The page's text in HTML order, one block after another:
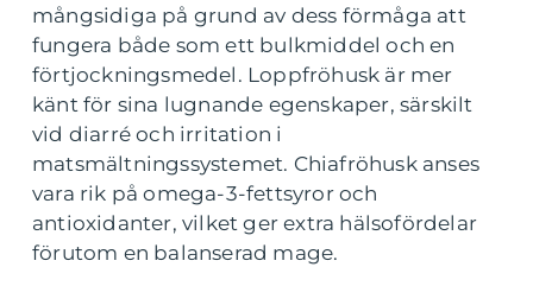
mångsidiga på grund av dess förmåga att
fungera både som ett bulkmiddel och en
förtjockningsmedel. Loppfröhusk är mer
känt för sina lugnande egenskaper, särskilt
vid diarré och irritation i
matsmältningssystemet. Chiafröhusk anses
vara rik på omega-3-fettsyror och
antioxidanter, vilket ger extra hälsofördelar
förutom en balanserad mage.